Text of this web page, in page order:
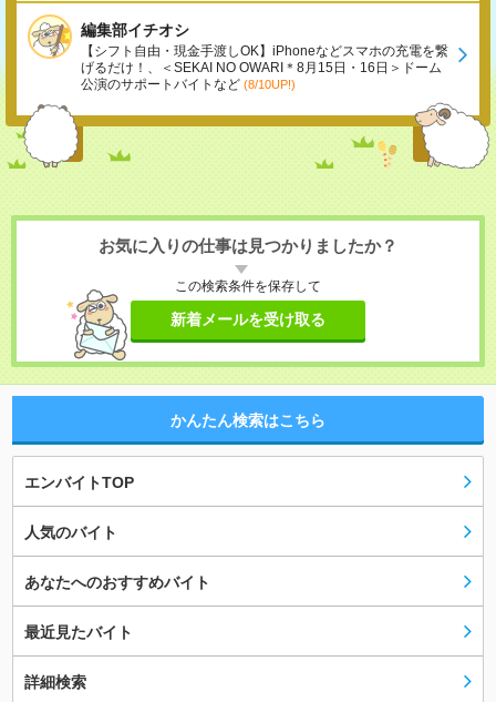
編集部イチオシ
【シフト自由・現金手渡しOK】iPhoneなどスマホの充電を繋
げるだけ！、＜SEKAI NO OWARI＊8月15日・16日＞ドーム
公演のサポートバイトなど (8/10UP!)
お気に入りの仕事は見つかりましたか？
この検索条件を保存して
新着メールを受け取る
かんたん検索はこちら
エンバイトTOP
人気のバイト
あなたへのおすすめバイト
最近見たバイト
詳細検索